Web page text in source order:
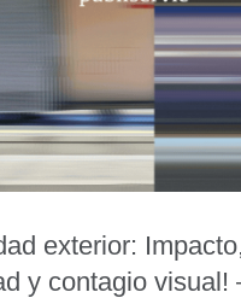
exterior:
y contagio visual!